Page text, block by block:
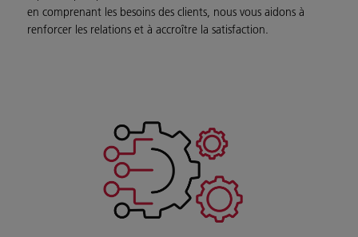
en comprenant les besoins des clients, nous vous aidons à
renforcer les relations et à accroître la satisfaction.